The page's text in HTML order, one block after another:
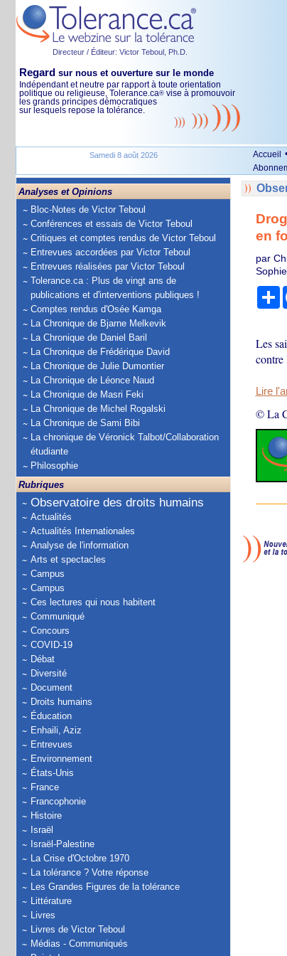
Directeur / Éditeur: Victor Teboul, Ph.D.
Regard sur nous et ouverture sur le monde
Indépendant et neutre par rapport à toute orientation
politique ou religieuse, Tolerance.ca® vise à promouvoir
les grands principes démocratiques
sur lesquels repose la tolérance.
Samedi 8 août 2026 Accueil
Analyses et Opinions
Bloc-Notes de Victor Teboul
Conférences et essais de Victor Teboul
Critiques et comptes rendus de Victor Teboul
Entrevues accordées par Victor Teboul
Entrevues réalisées par Victor Teboul
Tolerance.ca : Plus de vingt ans de
publications et d'interventions publiques !
Comptes rendus d'Osée Kamga
La Chronique de Bjarne Melkevik
La Chronique de Daniel Baril
La Chronique de Frédérique David
La Chronique de Julie Dumontier
La Chronique de Léonce Naud
La Chronique de Masri Feki
La Chronique de Michel Rogalski
La Chronique de Sami Bibi
La chronique de Véronick Talbot/Collaboration
étudiante
Philosophie
Rubriques
Observatoire des droits humains
Actualités
Actualités Internationales
Analyse de l'information
Arts et spectacles
Campus
Campus
Ces lectures qui nous habitent
Communiqué
Concours
COVID-19
Débat
Diversité
Document
Droits humains
Éducation
Enhaili, Aziz
Entrevues
Environnement
États-Unis
France
Francophonie
Histoire
Israël
Israël-Palestine
La Crise d'Octobre 1970
La tolérance ? Votre réponse
Les Grandes Figures de la tolérance
Littérature
Livres
Livres de Victor Teboul
Médias - Communiqués
en
par
Les
contre
Lire
© La